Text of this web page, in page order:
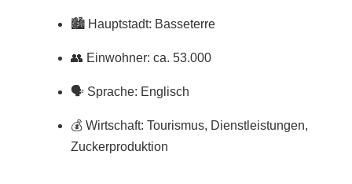
🏙️ Hauptstadt: Basseterre
👥 Einwohner: ca. 53.000
🗣️ Sprache: Englisch
💰 Wirtschaft: Tourismus, Dienstleistungen,
Zuckerproduktion